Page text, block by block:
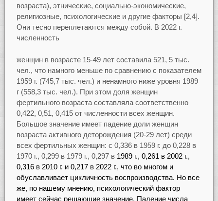
возраста), этнические, социально-экономические,
религиозные, психологические и другие факторы [2,4].
Они тесно переплетаются между собой. В 2022 г.
численность
женщин в возрасте 15-49 лет составила 521, 5 тыс.
чел., что намного меньше по сравнению с показателем
1959 г. (745,7 тыс. чел.) и ненамного ниже уровня 1989
г (558,3 тыс. чел.). При этом доля женщин
фертильного возраста составляла соответственно
0,422, 0,51, 0,415 от численности всех женщин.
Большое значение имеет падение доли женщин
возраста активного деторождения (20-29 лет) среди
всех фертильных женщин: с 0,336 в 1959 г. до 0,228 в
1970 г., 0,299 в 1979 г., 0,297 в 1989 г., 0,261 в 2002 г.,
0,316 в 2010 г. и 0,217 в 2022 г., что во многом и
обуславливает цикличность воспроизводства. Но все
же, по нашему мнению, психологический фактор
имеет сейчас решающие значение. Падение числа